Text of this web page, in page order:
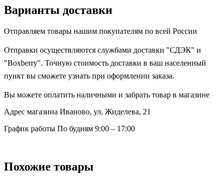
Варианты доставки
Отправляем товары нашим покупателям по всей России
Отправки осуществляются службами доставки "СДЭК" и
"Boxberry". Точную стоимость доставки в ваш населенный
пункт вы сможете узнать при оформлении заказа.
Вы можете оплатить наличными и забрать товар в магазине
Адрес магазина Иваново, ул. Жиделева, 21
График работы По будням 9:00 – 17:00
Похожие товары